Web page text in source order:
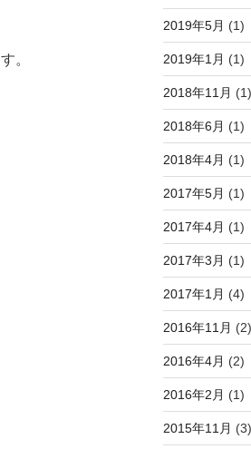
。
2019年5月 (1)
2019年1月 (1)
2018年11月 (1)
2018年6月 (1)
2018年4月 (1)
2017年5月 (1)
2017年4月 (1)
2017年3月 (1)
2017年1月 (4)
2016年11月 (2)
2016年4月 (2)
2016年2月 (1)
2015年11月 (3)